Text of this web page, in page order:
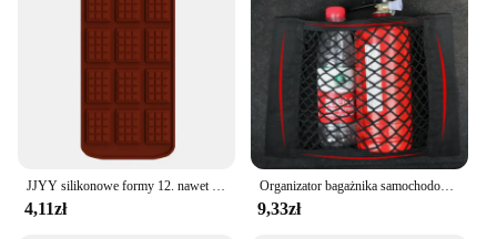
JJYY silikonowe formy 12. nawet foremki na czekoladki kremówka DIY foremka na cukierki narzędzia do dekoracji ciast akcesoria do pieczenia w kuchni
4,11zł
Organizator bagażnika samochodowego elastyczne stringi worek z siatki do przechowywania naklejki dla Cupra Seat Leon Ibiza obsługi Ateca Altea Xl 5f Mk3 6l 6j FR Mk1 Mk4 2 1p
9,33zł